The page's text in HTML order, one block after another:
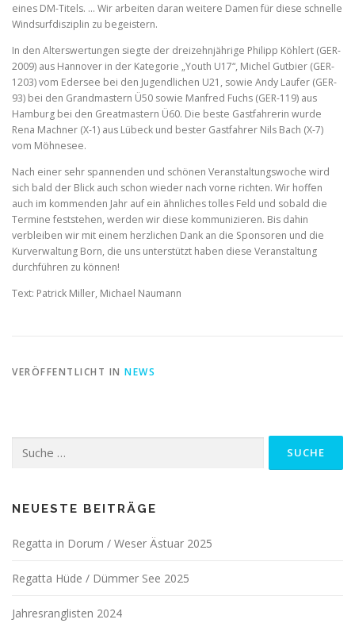
eines DM-Titels. … Wir arbeiten daran weitere Damen für diese schnelle
Windsurfdisziplin zu begeistern.
In den Alterswertungen siegte der dreizehnjährige Philipp Köhlert (GER-
2009) aus Hannover in der Kategorie „Youth U17“, Michel Gutbier (GER-
1203) vom Edersee bei den Jugendlichen U21, sowie Andy Laufer (GER-
93) bei den Grandmastern Ü50 sowie Manfred Fuchs (GER-119) aus
Hamburg bei den Greatmastern Ü60. Die beste Gastfahrerin wurde
Rena Machner (X-1) aus Lübeck und bester Gastfahrer Nils Bach (X-7)
vom Möhnesee.
Nach einer sehr spannenden und schönen Veranstaltungswoche wird
sich bald der Blick auch schon wieder nach vorne richten. Wir hoffen
auch im kommenden Jahr auf ein ähnliches tolles Feld und sobald die
Termine feststehen, werden wir diese kommunizieren. Bis dahin
verbleiben wir mit einem herzlichen Dank an die Sponsoren und die
Kurverwaltung Born, die uns unterstützt haben diese Veranstaltung
durchführen zu können!
Text: Patrick Miller, Michael Naumann
VERÖFFENTLICHT IN NEWS
nach:
NEUESTE BEITRÄGE
Regatta in Dorum / Weser Ästuar 2025
Regatta Hüde / Dümmer See 2025
Jahresranglisten 2024